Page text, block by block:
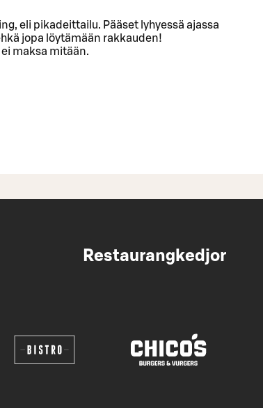
eli pikadeittailu. Pääset lyhyessä ajassa
jopa löytämään rakkauden!
maksa mitään.
Restaurangkedjor